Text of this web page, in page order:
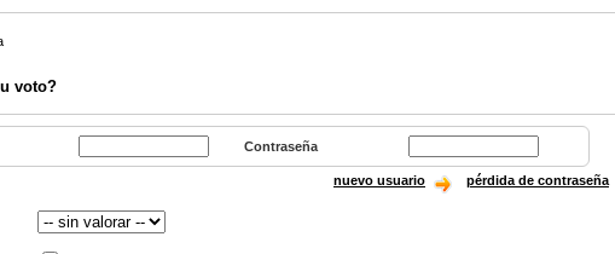
voto?
Contraseña
nuevo usuario pérdida de contraseña